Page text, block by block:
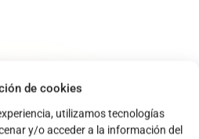
de cookies
utilizamos tecnologías
y/o acceder a la información del